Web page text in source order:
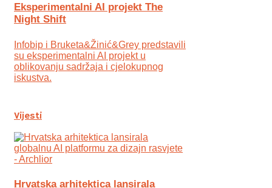
Eksperimentalni AI projekt The
Night Shift
Infobip i Bruketa&Žinić&Grey predstavili
su eksperimentalni AI projekt u
oblikovanju sadržaja i cjelokupnog
iskustva.
Vijesti
Hrvatska arhitektica lansirala